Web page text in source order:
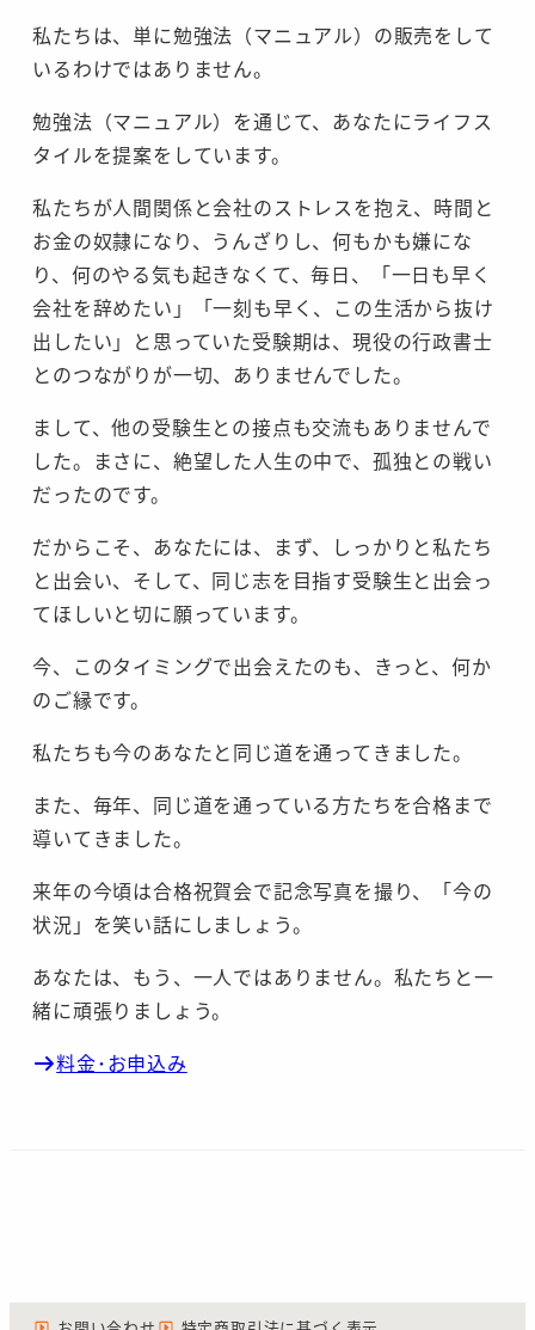
私たちは、単に勉強法（マニュアル）の販売をして
いるわけではありません。
勉強法（マニュアル）を通じて、あなたにライフス
タイルを提案をしています。
私たちが人間関係と会社のストレスを抱え、時間と
お金の奴隷になり、うんざりし、何もかも嫌にな
り、何のやる気も起きなくて、毎日、「一日も早く
会社を辞めたい」「一刻も早く、この生活から抜け
出したい」と思っていた受験期は、現役の行政書士
とのつながりが一切、ありませんでした。
まして、他の受験生との接点も交流もありませんで
した。まさに、絶望した人生の中で、孤独との戦い
だったのです。
だからこそ、あなたには、まず、しっかりと私たち
と出会い、そして、同じ志を目指す受験生と出会っ
てほしいと切に願っています。
今、このタイミングで出会えたのも、きっと、何か
のご縁です。
私たちも今のあなたと同じ道を通ってきました。
また、毎年、同じ道を通っている方たちを合格まで
導いてきました。
来年の今頃は合格祝賀会で記念写真を撮り、「今の
状況」を笑い話にしましょう。
あなたは、もう、一人ではありません。私たちと一
緒に頑張りましょう。
料金･お申込み